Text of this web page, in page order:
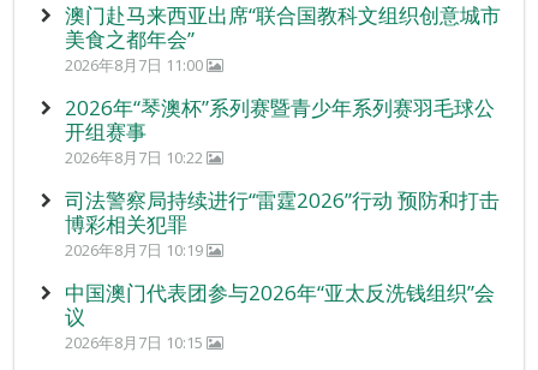
澳门赴马来西亚出席“联合国教科文组织创意城市
美食之都年会”
2026年8月7日 11:00
2026年“琴澳杯”系列赛暨青少年系列赛羽毛球公
开组赛事
2026年8月7日 10:22
司法警察局持续进行“雷霆2026”行动 预防和打击
博彩相关犯罪
2026年8月7日 10:19
中国澳门代表团参与2026年“亚太反洗钱组织”会
议
2026年8月7日 10:15